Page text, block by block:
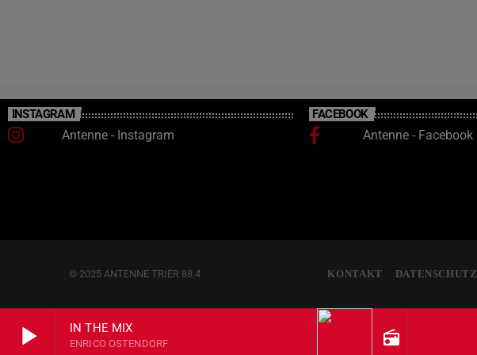
play_arrow IN THE MIX
ENRICO OSTENDORF radio
INSTAGRAM
Antenne - Instagram
FACEBOOK
Antenne - Facebook
© 2025 ANTENNE TRIER 88.4 KONTAKT DATENSCHUTZ